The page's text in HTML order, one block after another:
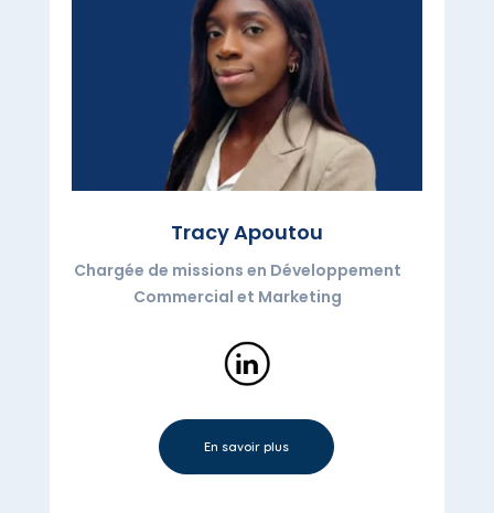
Tracy Apoutou
Chargée de missions en Développement
Commercial et Marketing
En savoir plus